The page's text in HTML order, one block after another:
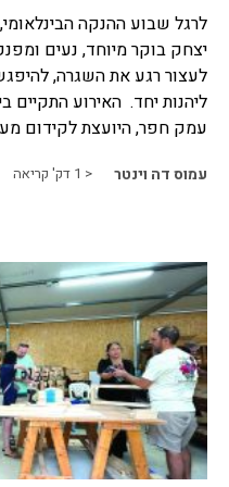
לרגל שבוע ההנקה
יצחק בוקר מיוחד, נעים
לעצור רגע את השגרה,
ליהנות יחד. האירוע התקיים
עמק חפר, היועצת לקידום
עמוס דה וינטר < 1 דק' קריאה